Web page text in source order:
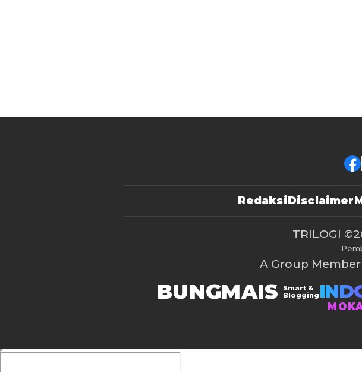
RedaksiDisclaimer
TRILOGI
A Group
BUNGMAIS
Smart &
Blogging